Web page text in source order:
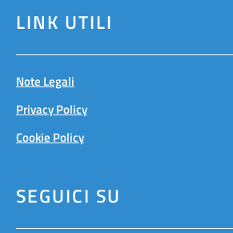
LINK UTILI
Note Legali
Privacy Policy
Cookie Policy
SEGUICI SU